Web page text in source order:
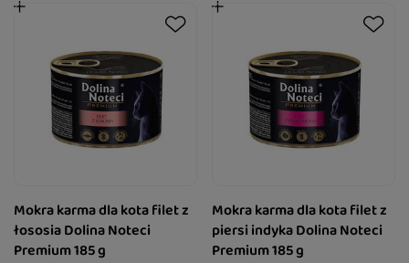
Mokra karma dla kota filet z
łososia Dolina Noteci
Premium 185 g
Mokra karma dla kota filet z
piersi indyka Dolina Noteci
Premium 185 g